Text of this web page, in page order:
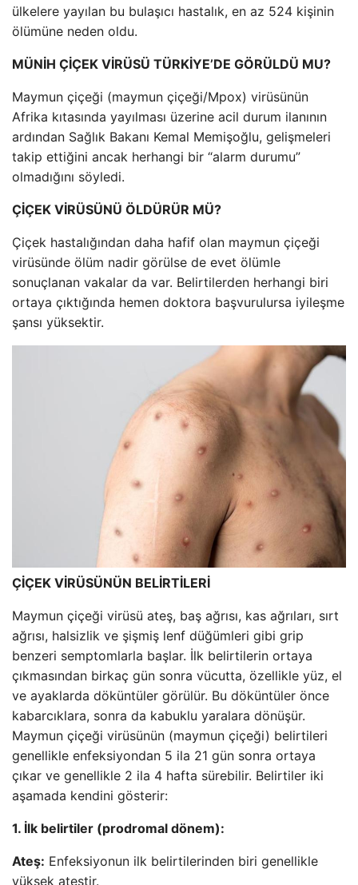
ülkelere yayılan bu bulaşıcı hastalık, en az 524 kişinin
ölümüne neden oldu.
MÜNİH ÇİÇEK VİRÜSÜ TÜRKİYE’DE GÖRÜLDÜ MU?
Maymun çiçeği (maymun çiçeği/Mpox) virüsünün
Afrika kıtasında yayılması üzerine acil durum ilanının
ardından Sağlık Bakanı Kemal Memişoğlu, gelişmeleri
takip ettiğini ancak herhangi bir “alarm durumu”
olmadığını söyledi.
ÇİÇEK VİRÜSÜNÜ ÖLDÜRÜR MÜ?
Çiçek hastalığından daha hafif olan maymun çiçeği
virüsünde ölüm nadir görülse de evet ölümle
sonuçlanan vakalar da var. Belirtilerden herhangi biri
ortaya çıktığında hemen doktora başvurulursa iyileşme
şansı yüksektir.
ÇİÇEK VİRÜSÜNÜN BELİRTİLERİ
Maymun çiçeği virüsü ateş, baş ağrısı, kas ağrıları, sırt
ağrısı, halsizlik ve şişmiş lenf düğümleri gibi grip
benzeri semptomlarla başlar. İlk belirtilerin ortaya
çıkmasından birkaç gün sonra vücutta, özellikle yüz, el
ve ayaklarda döküntüler görülür. Bu döküntüler önce
kabarcıklara, sonra da kabuklu yaralara dönüşür.
Maymun çiçeği virüsünün (maymun çiçeği) belirtileri
genellikle enfeksiyondan 5 ila 21 gün sonra ortaya
çıkar ve genellikle 2 ila 4 hafta sürebilir. Belirtiler iki
aşamada kendini gösterir:
1. İlk belirtiler (prodromal dönem):
Ateş: Enfeksiyonun ilk belirtilerinden biri genellikle
yüksek ateştir.